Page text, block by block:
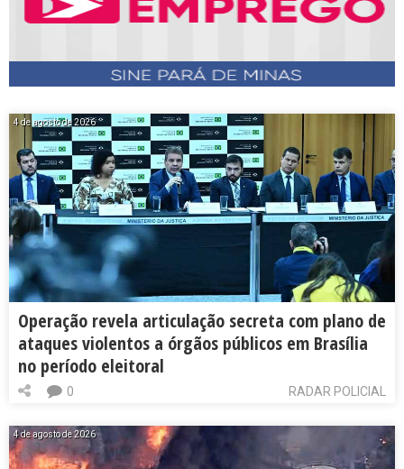
4 de agosto de 2026
Operação revela articulação secreta com plano de
ataques violentos a órgãos públicos em Brasília
no período eleitoral
RADAR POLICIAL
0
4 de agosto de 2026